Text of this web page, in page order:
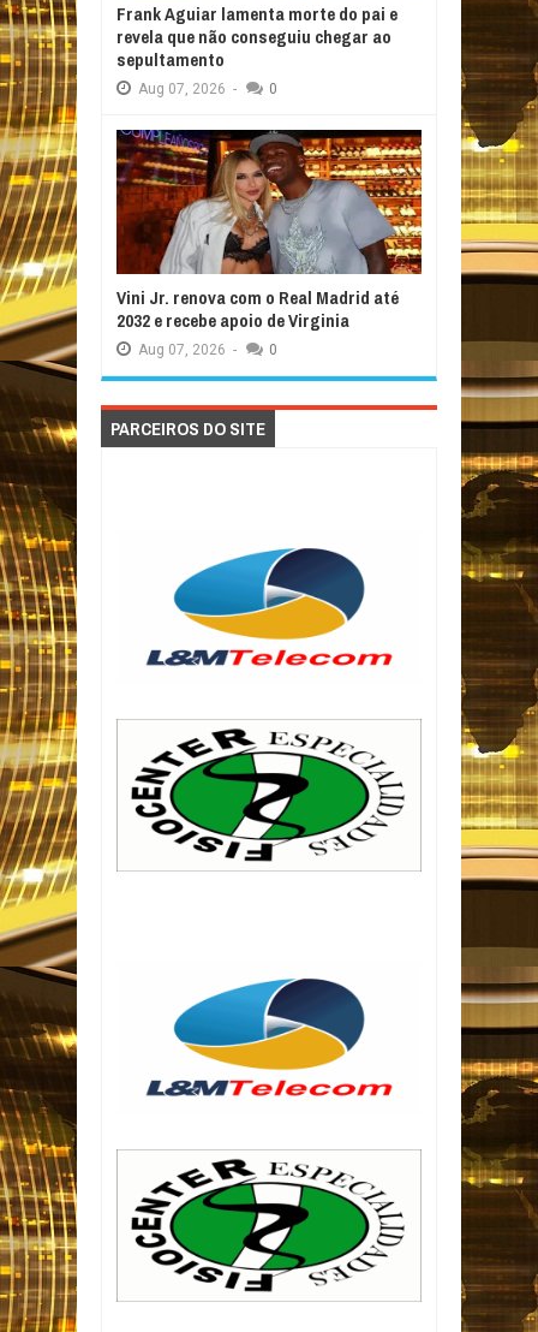
Frank Aguiar lamenta morte do pai e
revela que não conseguiu chegar ao
sepultamento
Aug 07, 2026 - 0
Vini Jr. renova com o Real Madrid até
2032 e recebe apoio de Virginia
Aug 07, 2026 - 0
PARCEIROS DO SITE